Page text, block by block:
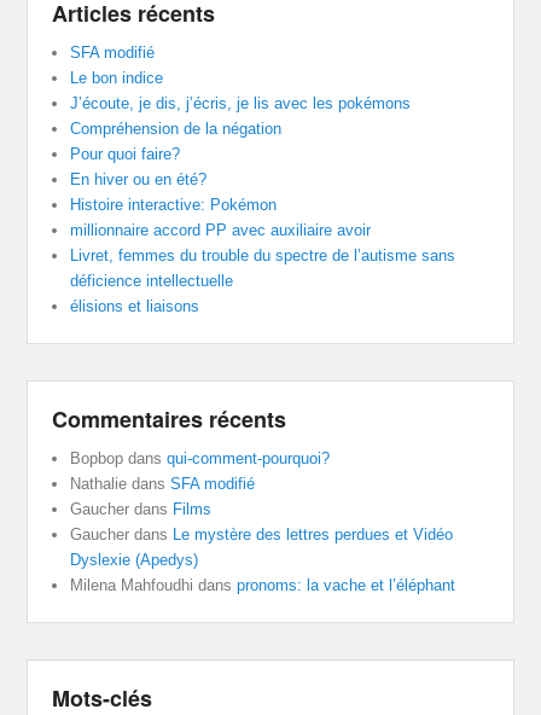
Articles récents
SFA modifié
Le bon indice
J’écoute, je dis, j’écris, je lis avec les pokémons
Compréhension de la négation
Pour quoi faire?
En hiver ou en été?
Histoire interactive: Pokémon
millionnaire accord PP avec auxiliaire avoir
Livret, femmes du trouble du spectre de l’autisme sans
déficience intellectuelle
élisions et liaisons
Commentaires récents
Bopbop dansqui-comment-pourquoi?
Nathalie dansSFA modifié
Gaucher dans Films
Gaucher dans
Le mystère des lettres perdues et Vidéo
Dyslexie (Apedys)
Milena Mahfoudhi danspronoms: la vache et l’éléphant
Mots-clés